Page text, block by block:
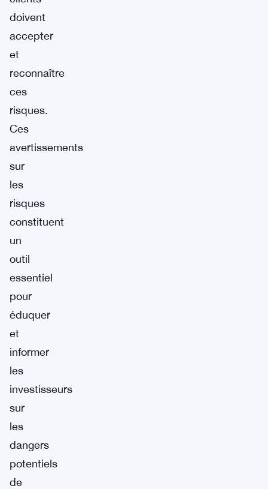
doivent
accepter
et
reconnaître
ces
risques.
Ces
avertissements
sur
les
risques
constituent
un
outil
essentiel
pour
éduquer
et
informer
les
investisseurs
sur
les
dangers
potentiels
de